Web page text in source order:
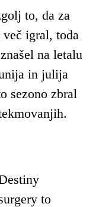
to, da za
več igral, toda
na letalu
in julija
sezono zbral
to